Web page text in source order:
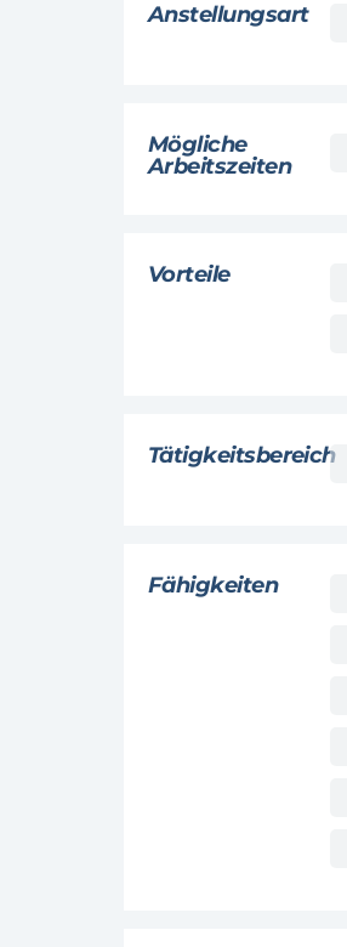
Anstellungsart
Mögliche
Arbeitszeiten
Vorteile
Tätigkeitsbereich
Fähigkeiten